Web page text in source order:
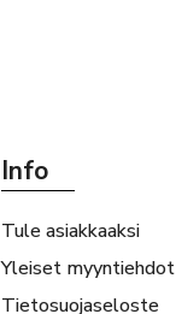
Info
Tule asiakkaaksi
Yleiset myyntiehdot
Tietosuojaseloste